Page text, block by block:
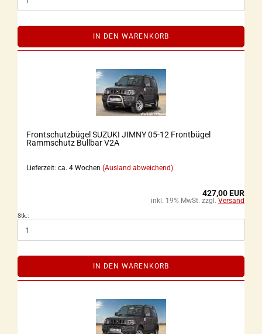
IN DEN WARENKORB
Frontschutzbügel SUZUKI JIMNY 05-12 Frontbügel
Rammschutz Bullbar V2A
Lieferzeit: ca. 4 Wochen (Ausland abweichend)
427,00 EUR
inkl. 19% MwSt. zzgl. Versand
Stk.:
IN DEN WARENKORB